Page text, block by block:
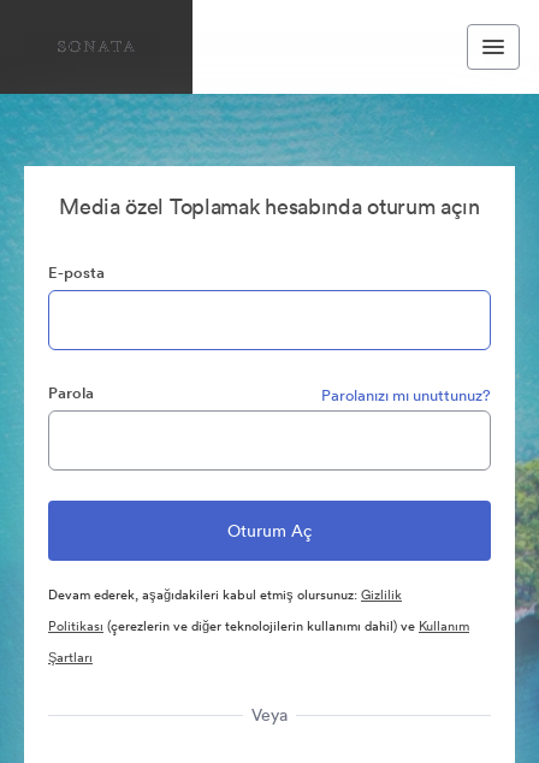
Media özel Toplamak hesabında oturum açın
E-posta
Parola Parolanızı mı unuttunuz?
Devam ederek, aşağıdakileri kabul etmiş olursunuz:Gizlilik
Politikası (çerezlerin ve diğer teknolojilerin kullanımı dahil) ve Kullanım
Şartları
Veya